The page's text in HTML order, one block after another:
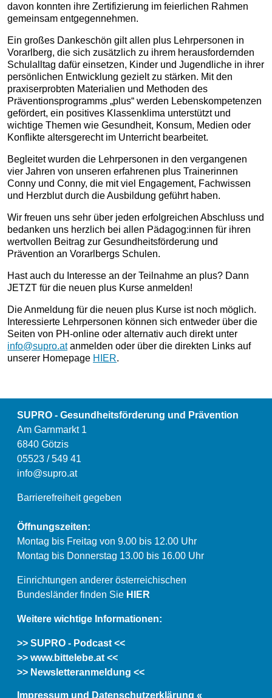
davon konnten ihre Zertifizierung im feierlichen Rahmen
gemeinsam entgegennehmen.
Ein großes Dankeschön gilt allen plus Lehrpersonen in
Vorarlberg, die sich zusätzlich zu ihrem herausfordernden
Schulalltag dafür einsetzen, Kinder und Jugendliche in ihrer
persönlichen Entwicklung gezielt zu stärken. Mit den
praxiserprobten Materialien und Methoden des
Präventionsprogramms „plus“ werden Lebenskompetenzen
gefördert, ein positives Klassenklima unterstützt und
wichtige Themen wie Gesundheit, Konsum, Medien oder
Konflikte altersgerecht im Unterricht bearbeitet.
Begleitet wurden die Lehrpersonen in den vergangenen
vier Jahren von unseren erfahrenen plus Trainerinnen
Conny und Conny, die mit viel Engagement, Fachwissen
und Herzblut durch die Ausbildung geführt haben.
Wir freuen uns sehr über jeden erfolgreichen Abschluss und
bedanken uns herzlich bei allen Pädagog:innen für ihren
wertvollen Beitrag zur Gesundheitsförderung und
Prävention an Vorarlbergs Schulen.
Hast auch du Interesse an der Teilnahme an plus? Dann
JETZT für die neuen plus Kurse anmelden!
Die Anmeldung für die neuen plus Kurse ist noch möglich.
Interessierte Lehrpersonen können sich entweder über die
Seiten von PH-online oder alternativ auch direkt unter
info@supro.atanmelden oder über die direkten Links auf
unserer Homepage HIER.
SUPRO - Gesundheitsförderung und Prävention
Am Garnmarkt 1
6840 Götzis
05523 / 549 41
info@supro.at
Barrierefreiheit gegeben
Öffnungszeiten:
Montag bis Freitag von 9.00 bis 12.00 Uhr
Montag bis Donnerstag 13.00 bis 16.00 Uhr
Einrichtungen anderer österreichischen
Bundesländer finden Sie HIER
Weitere wichtige Informationen:
>> SUPRO - Podcast <<
>> www.bittelebe.at <<
>> Newsletteranmeldung <<
Impressum und Datenschutzerklärung «